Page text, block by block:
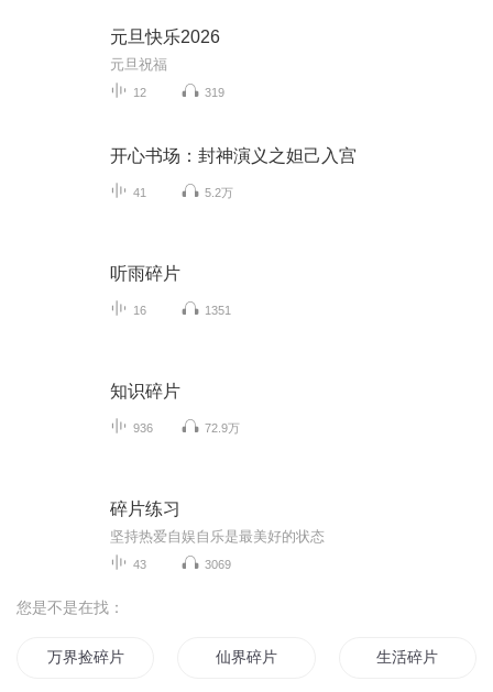
元旦快乐2026
元旦祝福
12 319
开心书场：封神演义之妲己入宫
41 5.2万
听雨碎片
16 1351
知识碎片
936 72.9万
碎片练习
坚持热爱自娱自乐是最美好的状态
43 3069
您是不是在找：
万界捡碎片 仙界碎片 生活碎片